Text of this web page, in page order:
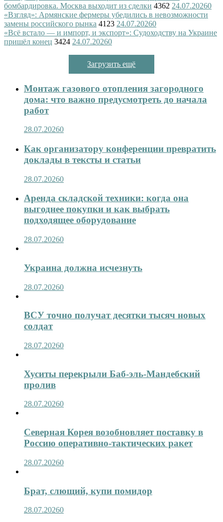
бомбардировка. Москва выходит из сделки 4362 24.07.20260
«Взгляд»: Армянские фермеры убедились в невозможности
замены российского рынка 4123 24.07.20260
«Всё встало — и импорт, и экспорт»: Судоходству на Украине
пришёл конец 3424 24.07.20260
Загрузить ещё
Монтаж газового отопления загородного
дома: что важно предусмотреть до начала
работ
28.07.20260
Как организатору конференции превратить
доклады в тексты и статьи
28.07.20260
Аренда складской техники: когда она
выгоднее покупки и как выбрать
подходящее оборудование
28.07.20260
Украина должна исчезнуть
28.07.20260
ВСУ точно получат десятки тысяч новых
солдат
28.07.20260
Хуситы перекрыли Баб-эль-Мандебский
пролив
28.07.20260
Северная Корея возобновляет поставку в
Россию оперативно-тактических ракет
28.07.20260
Брат, слющий, купи помидор
28.07.20260